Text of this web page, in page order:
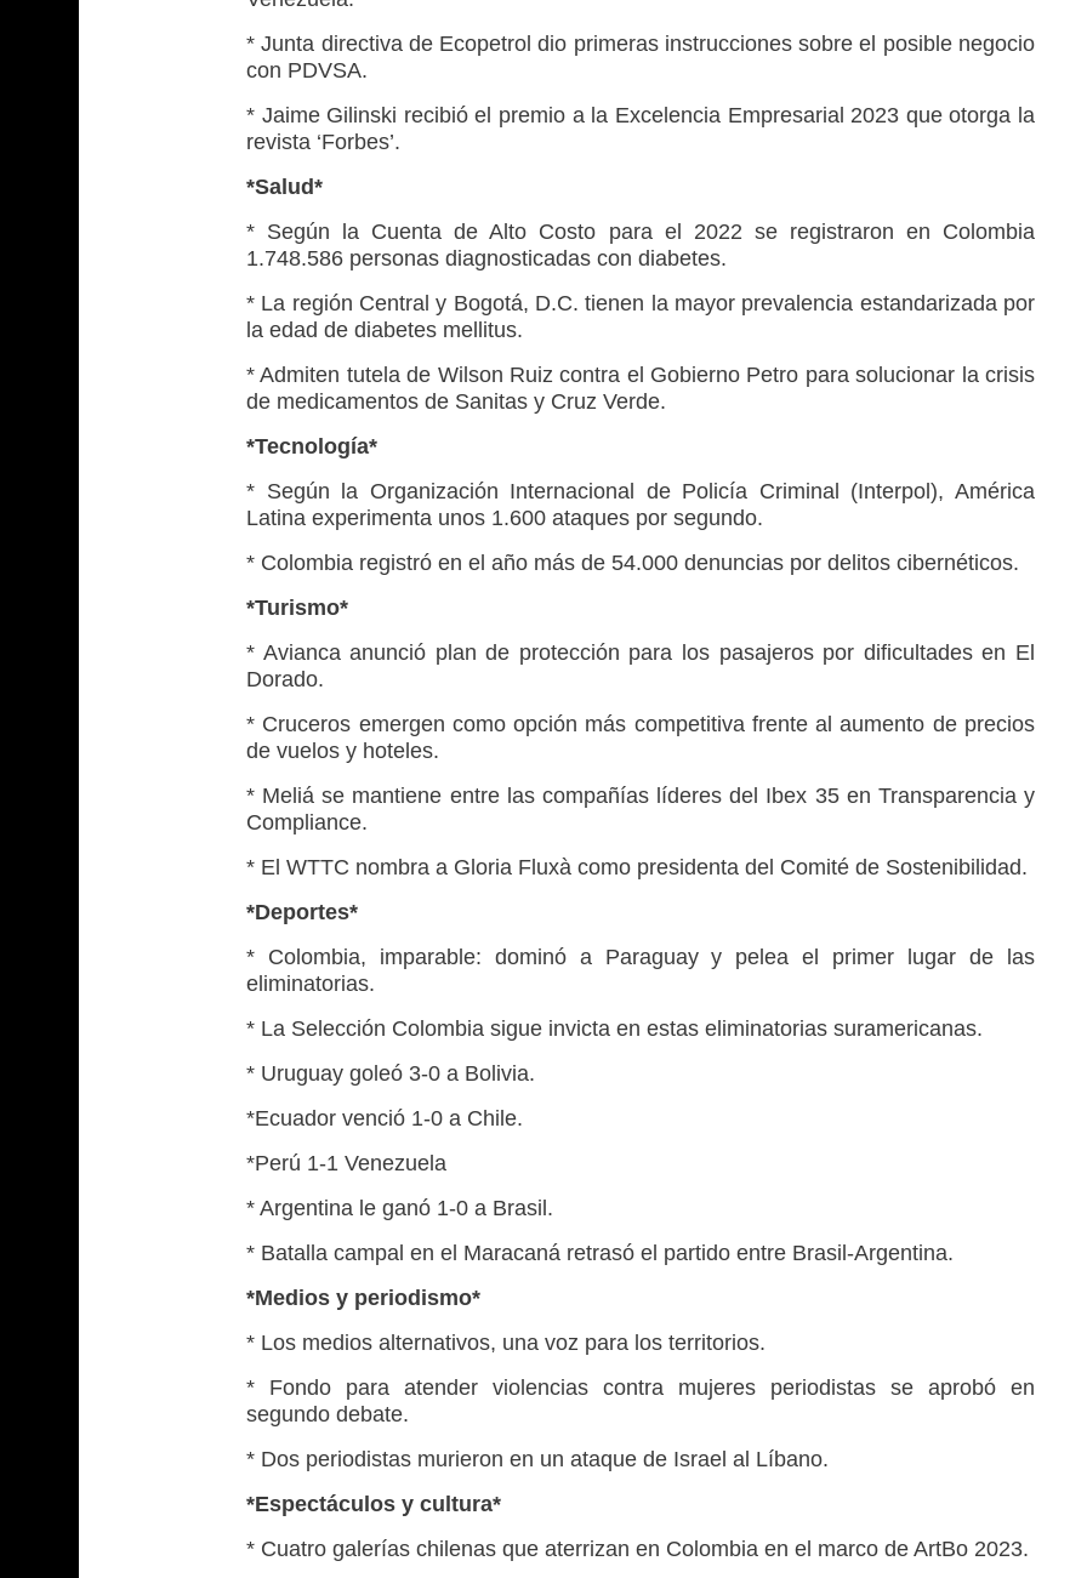
* Junta directiva de Ecopetrol dio primeras instrucciones sobre el posible negocio
con PDVSA.
* Jaime Gilinski recibió el premio a la Excelencia Empresarial 2023 que otorga la
revista ‘Forbes’.
*Salud*
* Según la Cuenta de Alto Costo para el 2022 se registraron en Colombia
1.748.586 personas diagnosticadas con diabetes.
* La región Central y Bogotá, D.C. tienen la mayor prevalencia estandarizada por
la edad de diabetes mellitus.
* Admiten tutela de Wilson Ruiz contra el Gobierno Petro para solucionar la crisis
de medicamentos de Sanitas y Cruz Verde.
*Tecnología*
* Según la Organización Internacional de Policía Criminal (Interpol), América
Latina experimenta unos 1.600 ataques por segundo.
* Colombia registró en el año más de 54.000 denuncias por delitos cibernéticos.
*Turismo*
* Avianca anunció plan de protección para los pasajeros por dificultades en El
Dorado.
* Cruceros emergen como opción más competitiva frente al aumento de precios
de vuelos y hoteles.
* Meliá se mantiene entre las compañías líderes del Ibex 35 en Transparencia y
Compliance.
* El WTTC nombra a Gloria Fluxà como presidenta del Comité de Sostenibilidad.
*Deportes*
* Colombia, imparable: dominó a Paraguay y pelea el primer lugar de las
eliminatorias.
* La Selección Colombia sigue invicta en estas eliminatorias suramericanas.
* Uruguay goleó 3-0 a Bolivia.
*Ecuador venció 1-0 a Chile.
*Perú 1-1 Venezuela
* Argentina le ganó 1-0 a Brasil.
* Batalla campal en el Maracaná retrasó el partido entre Brasil-Argentina.
*Medios y periodismo*
* Los medios alternativos, una voz para los territorios.
* Fondo para atender violencias contra mujeres periodistas se aprobó en
segundo debate.
* Dos periodistas murieron en un ataque de Israel al Líbano.
*Espectáculos y cultura*
* Cuatro galerías chilenas que aterrizan en Colombia en el marco de ArtBo 2023.